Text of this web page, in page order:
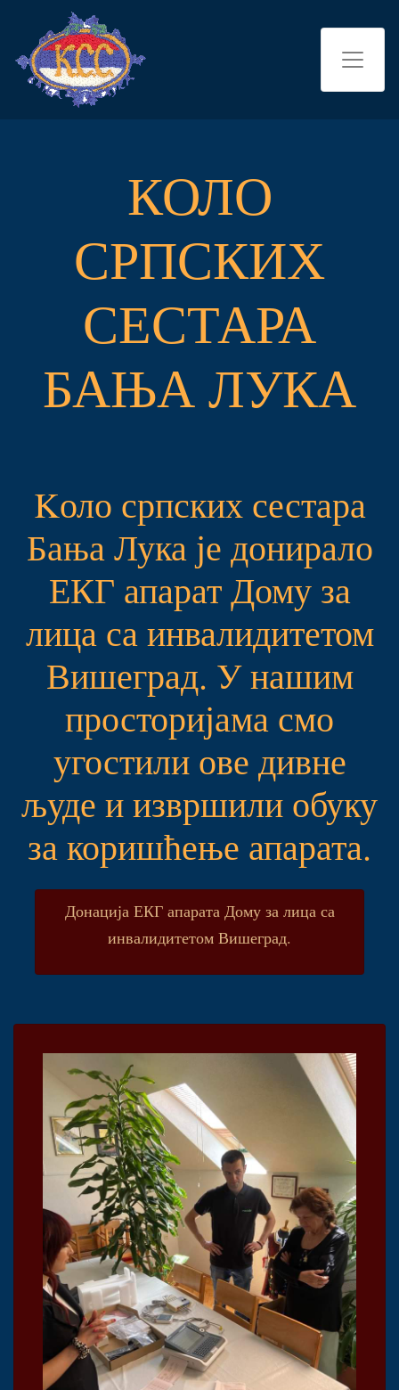
КОЛО
СРПСКИХ
СЕСТАРА
БАЊА ЛУКА
Kоло српских сестара
Бања Лука је донирало
ЕКГ апарат Дому за
лица са инвалидитетом
Вишеград. У нашим
просторијама смо
угостили ове дивне
људе и извршили обуку
за коришћење апарата.
Донација ЕКГ апарата Дому за лица са
инвалидитетом Вишеград.